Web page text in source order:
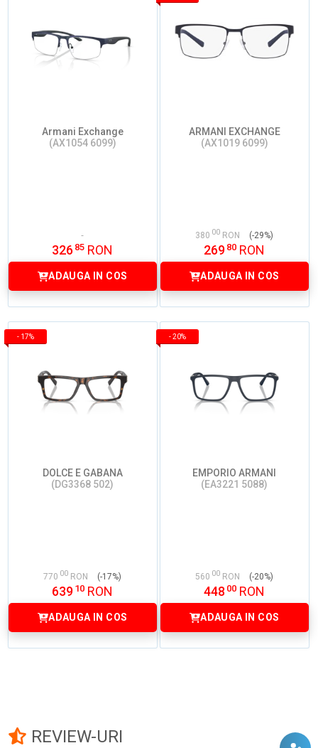
Armani Exchange
(AX1054 6099)
326 85 RON
ADAUGA IN COS
ARMANI EXCHANGE
(AX1019 6099)
380 00 RON (-29%)
269 80 RON
ADAUGA IN COS
- 17%
DOLCE E GABANA
(DG3368 502)
770 00 RON (-17%)
639 10 RON
ADAUGA IN COS
- 20%
EMPORIO ARMANI
(EA3221 5088)
560 00 RON (-20%)
448 00 RON
ADAUGA IN COS
REVIEW-URI